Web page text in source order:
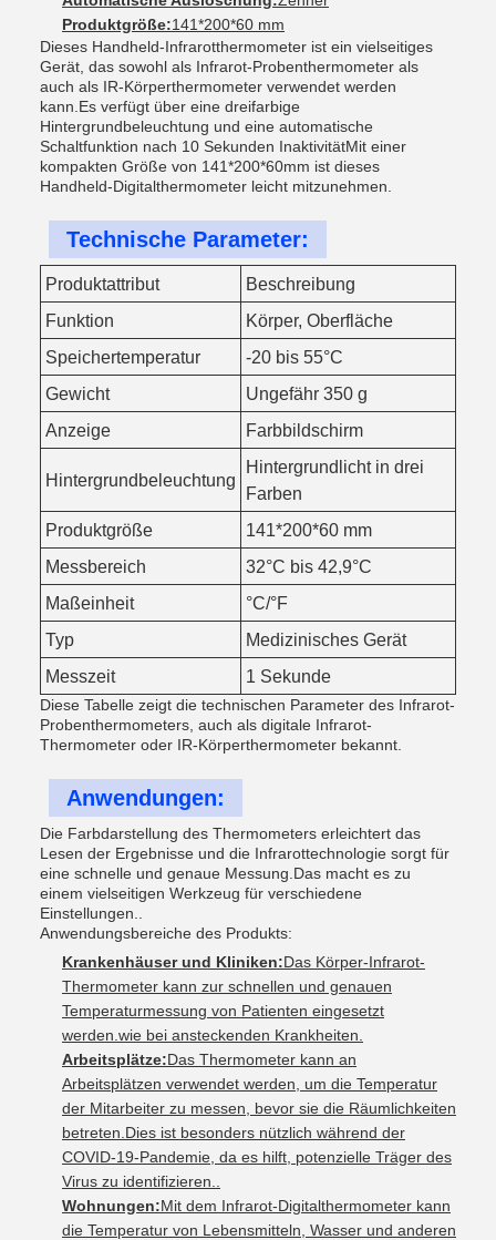
Produktgröße:141*200*60 mm
Dieses Handheld-Infrarotthermometer ist ein vielseitiges
Gerät, das sowohl als Infrarot-Probenthermometer als
auch als IR-Körperthermometer verwendet werden
kann.Es verfügt über eine dreifarbige
Hintergrundbeleuchtung und eine automatische
Schaltfunktion nach 10 Sekunden InaktivitätMit einer
kompakten Größe von 141*200*60mm ist dieses
Handheld-Digitalthermometer leicht mitzunehmen.
Technische Parameter:
Produktattribut
Beschreibung
Funktion
Körper, Oberfläche
Speichertemperatur
-20 bis 55°C
Gewicht
Ungefähr 350 g
Anzeige
Farbbildschirm
Hintergrundbeleuchtung
Hintergrundlicht in drei
Farben
Produktgröße
141*200*60 mm
Messbereich
32°C bis 42,9°C
Maßeinheit
°C/°F
Typ
Medizinisches Gerät
Messzeit
1 Sekunde
Diese Tabelle zeigt die technischen Parameter des Infrarot-
Probenthermometers, auch als digitale Infrarot-
Thermometer oder IR-Körperthermometer bekannt.
Anwendungen:
Die Farbdarstellung des Thermometers erleichtert das
Lesen der Ergebnisse und die Infrarottechnologie sorgt für
eine schnelle und genaue Messung.Das macht es zu
einem vielseitigen Werkzeug für verschiedene
Einstellungen..
Anwendungsbereiche des Produkts:
Krankenhäuser und Kliniken:Das Körper-Infrarot-
Thermometer kann zur schnellen und genauen
Temperaturmessung von Patienten eingesetzt
werden.wie bei ansteckenden Krankheiten.
Arbeitsplätze:Das Thermometer kann an
Arbeitsplätzen verwendet werden, um die Temperatur
der Mitarbeiter zu messen, bevor sie die Räumlichkeiten
betreten.Dies ist besonders nützlich während der
COVID-19-Pandemie, da es hilft, potenzielle Träger des
Virus zu identifizieren..
Wohnungen:Mit dem Infrarot-Digitalthermometer kann
die Temperatur von Lebensmitteln, Wasser und anderen